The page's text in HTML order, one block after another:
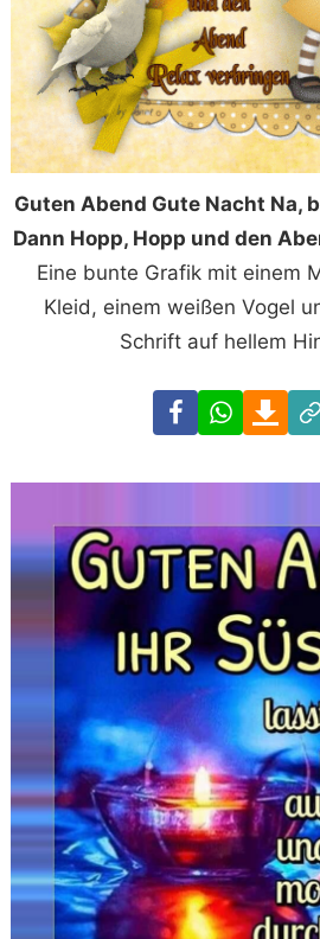
Guten Abend Gute Nacht Na,
Dann Hopp, Hopp und den
Eine bunte Grafik mit einem
Kleid, einem weißen Vogel
Schrift auf hellem
Facebook